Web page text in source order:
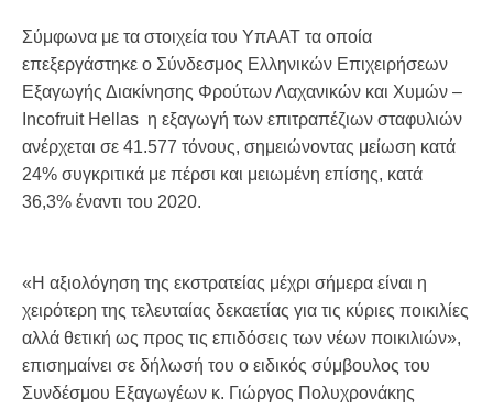
Σύμφωνα με τα στοιχεία του ΥπΑΑΤ τα οποία
επεξεργάστηκε ο Σύνδεσμος Ελληνικών Επιχειρήσεων
Εξαγωγής Διακίνησης Φρούτων Λαχανικών και Χυμών –
Incofruit Hellas η εξαγωγή των επιτραπέζιων σταφυλιών
ανέρχεται σε 41.577 τόνους, σημειώνοντας μείωση κατά
24% συγκριτικά με πέρσι και μειωμένη επίσης, κατά
36,3% έναντι του 2020.
«Η αξιολόγηση της εκστρατείας μέχρι σήμερα είναι η
χειρότερη της τελευταίας δεκαετίας για τις κύριες ποικιλίες
αλλά θετική ως προς τις επιδόσεις των νέων ποικιλιών»,
επισημαίνει σε δήλωσή του ο ειδικός σύμβουλος του
Συνδέσμου Εξαγωγέων κ. Γιώργος Πολυχρονάκης